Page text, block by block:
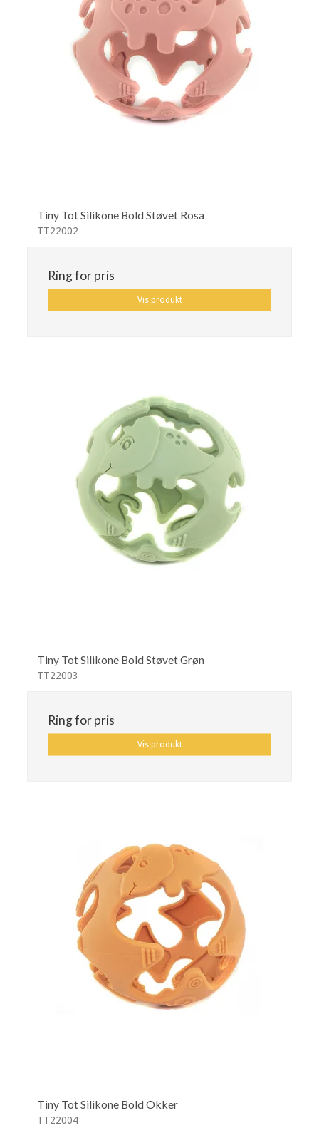
Tiny Tot Silikone Bold Støvet Rosa
TT22002
Ring for pris
Vis produkt
Tiny Tot Silikone Bold Støvet Grøn
TT22003
Ring for pris
Vis produkt
Tiny Tot Silikone Bold Okker
TT22004